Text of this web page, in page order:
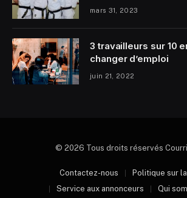
mars 31, 2023
3 travailleurs sur 10
changer d’emploi
juin 21, 2022
© 2026 Tous droits réservés
Contactez-nous
Politique sur
Service aux annonceurs
Qui